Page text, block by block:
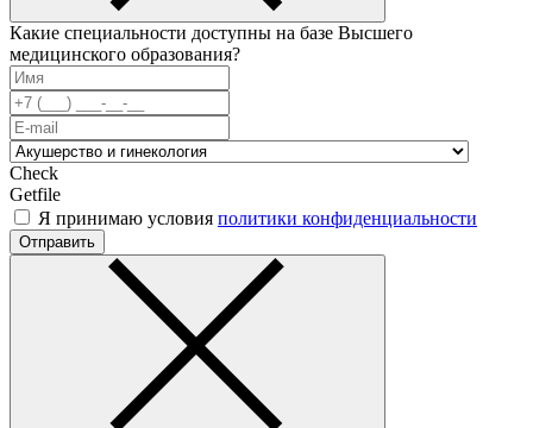
Какие специальности доступны на базе Высшего
медицинского образования?
Check
Getfile
Я принимаю условия политики конфиденциальности
Отправить